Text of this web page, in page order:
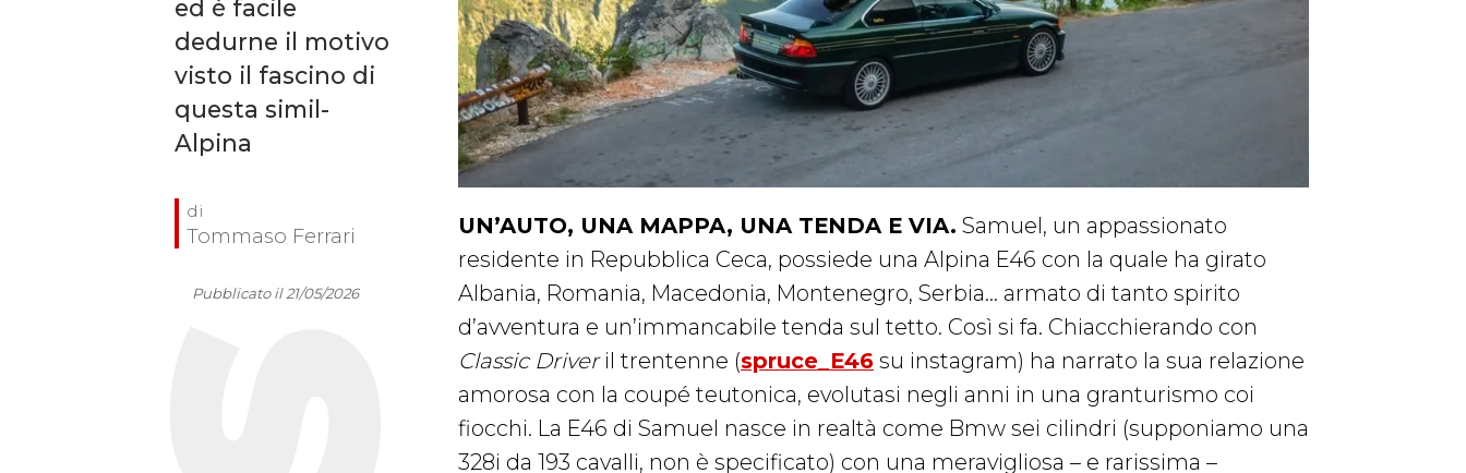
ed è facile
dedurne il motivo
visto il fascino di
questa simil-
Alpina
Tommaso Ferrari
Pubblicato il 21/05/2026
UN’AUTO, UNA MAPPA, UNA TENDA E VIA. Samuel, un appassionato
residente in Repubblica Ceca, possiede una Alpina E46 con la quale ha girato
Albania, Romania, Macedonia, Montenegro, Serbia… armato di tanto spirito
d’avventura e un’immancabile tenda sul tetto. Così si fa. Chiacchierando con
Classic Driveril trentenne (spruce_E46 su instagram) ha narrato la sua relazione
amorosa con la coupé teutonica, evolutasi negli anni in una granturismo coi
fiocchi. La E46 di Samuel nasce in realtà come Bmw sei cilindri (supponiamo una
328i da 193 cavalli, non è specificato) con una meravigliosa – e rarissima –